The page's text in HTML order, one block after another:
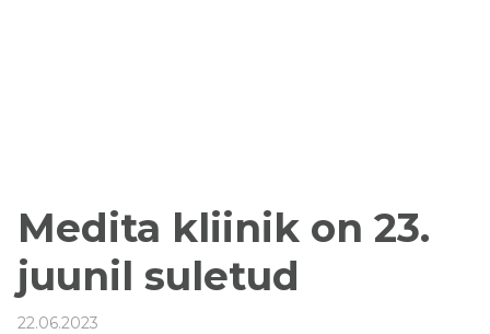
Medita kliinik on 23.
juunil suletud
22.06.2023